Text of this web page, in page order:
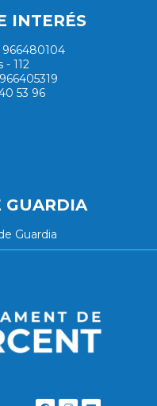
INTERÉS
966480104
112
53 96
GUARDIA
Guardia